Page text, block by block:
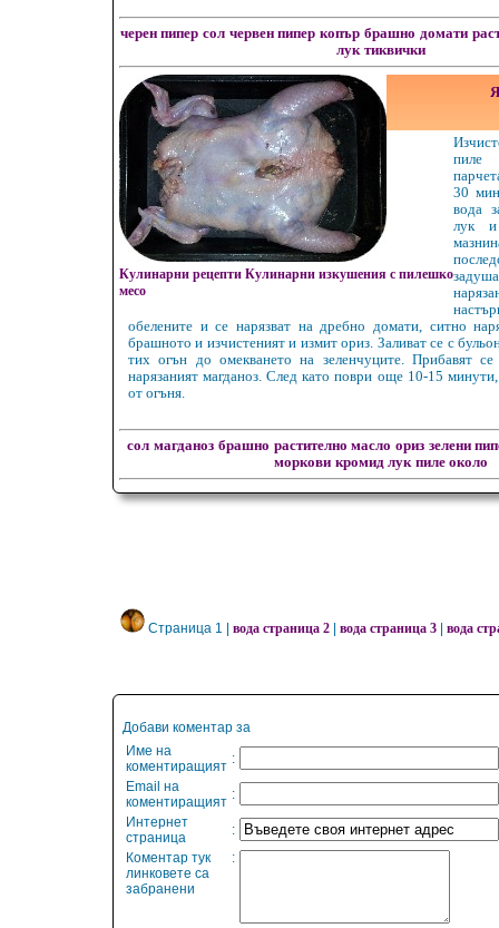
черен пипер сол червен пипер копър брашно домати
лук тиквички
Кулинарни рецепти Кулинарни изкушения с пилешко
месо
пиле
30
вода
лук
обелените и се нарязват на дребно домати, ситно
брашното и изчистеният и измит ориз. Заливат се с
тих огън до омекването на зеленчуците. Прибавят
нарязаният магданоз. След като поври още 10-15 минути,
от огъня.
сол магданоз брашно растително масло ориз зелени
моркови кромид лук пиле около
Страница 1 | вода страница 2| вода страница 3| вода
Добави коментар за
Име на
коментиращият :
Email на
коментиращият :
Интернет
страница
:
Коментар тук
линковете са
забранени
: